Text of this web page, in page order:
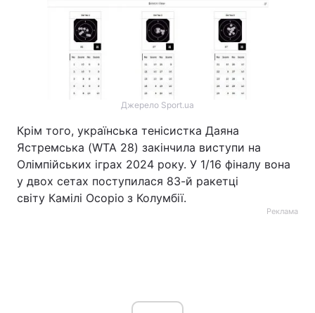
Джерело Sport.ua
Крім того, українська тенісистка Даяна
Ястремська (WTA 28) закінчила виступи на
Олімпійських іграх 2024 року. У 1/16 фіналу вона
у двох сетах поступилася 83-й ракетці
світу Камілі Осоріо з Колумбії.
Реклама